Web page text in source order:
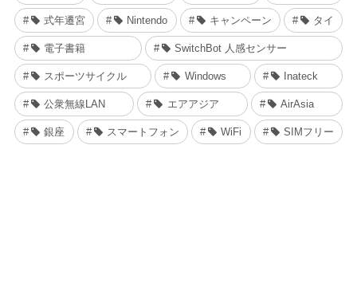
式年遷宮 Nintendo キャンペーン タイ
電子書籍 SwitchBot 人感センサー
スポーツサイクル Windows Inateck
公衆無線LAN エアアジア AirAsia
銀座 スマートフォン WiFi SIMフリー